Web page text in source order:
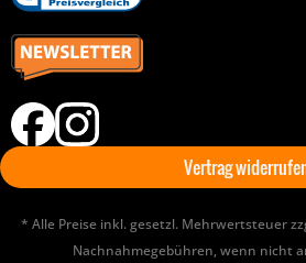
Vertrag
* Alle Preise inkl. gesetzl. Mehrwertsteuer
Nachnahmegebühren, wenn nicht